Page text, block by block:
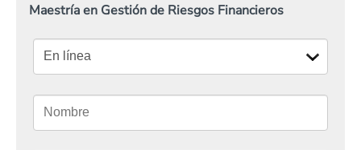
Maestría en Gestión de Riesgos Financieros